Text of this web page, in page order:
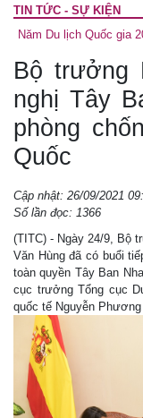
TIN TỨC - SỰ KIỆN
Năm Du lịch Quốc gia
Bộ trưởng
nghị Tây
phòng
Quốc
Cập nhật: 26/09/2021
Số lần đọc: 1366
(TITC) - Ngày 24/9, Bộ
Văn Hùng đã có buổi
toàn quyền Tây Ban
cục trưởng Tổng cục
quốc tế Nguyễn